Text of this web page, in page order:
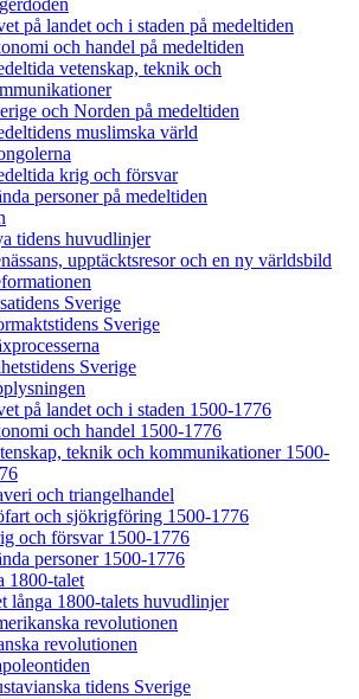
på landet och i staden på medeltiden
och handel på medeltiden
vetenskap, teknik och
och Norden på medeltiden
muslimska värld
krig och försvar
personer på medeltiden
tidens huvudlinjer
upptäcktsresor och en ny världsbild
Sverige
Sverige
Sverige
på landet och i staden 1500-1776
och handel 1500-1776
teknik och kommunikationer 1500-
och triangelhandel
och sjökrigföring 1500-1776
och försvar 1500-1776
personer 1500-1776
1800-talet
långa 1800-talets huvudlinjer
revolutionen
revolutionen
tidens Sverige